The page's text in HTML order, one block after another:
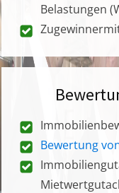
Belastungen
Bewertung